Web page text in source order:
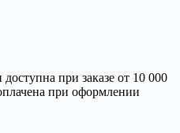
при заказе от 10 000
при оформлении